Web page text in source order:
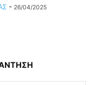
- 26/04/2025